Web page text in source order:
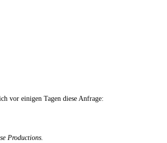
vor einigen Tagen diese Anfrage:
Productions.